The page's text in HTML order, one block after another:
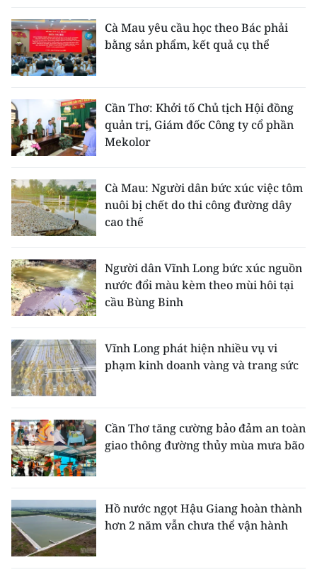
Cà Mau yêu cầu học theo Bác phải
bằng sản phẩm, kết quả cụ thể
Cần Thơ: Khởi tố Chủ tịch Hội đồng
quản trị, Giám đốc Công ty cổ phần
Mekolor
Cà Mau: Người dân bức xúc việc tôm
nuôi bị chết do thi công đường dây
cao thế
Người dân Vĩnh Long bức xúc nguồn
nước đổi màu kèm theo mùi hôi tại
cầu Bùng Binh
Vĩnh Long phát hiện nhiều vụ vi
phạm kinh doanh vàng và trang sức
Cần Thơ tăng cường bảo đảm an toàn
giao thông đường thủy mùa mưa bão
Hồ nước ngọt Hậu Giang hoàn thành
hơn 2 năm vẫn chưa thể vận hành